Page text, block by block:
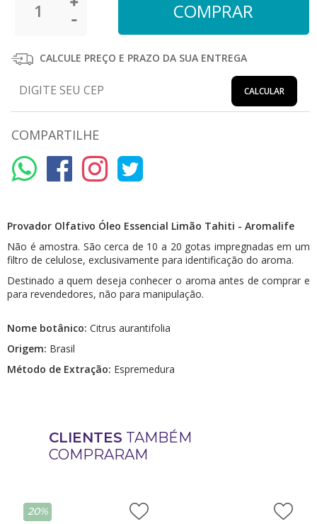
CALCULE PREÇO E PRAZO DA SUA ENTREGA
CALCULAR
COMPARTILHE
Provador Olfativo Óleo Essencial Limão Tahiti - Aromalife
Não é amostra. São cerca de 10 a 20 gotas impregnadas em um
filtro de celulose, exclusivamente para identificação do aroma.
Destinado a quem deseja conhecer o aroma antes de comprar e
para revendedores, não para manipulação.
Nome botânico: Citrus aurantifolia
Origem: Brasil
Método de Extração: Espremedura
CLIENTES TAMBÉM
COMPRARAM
20%